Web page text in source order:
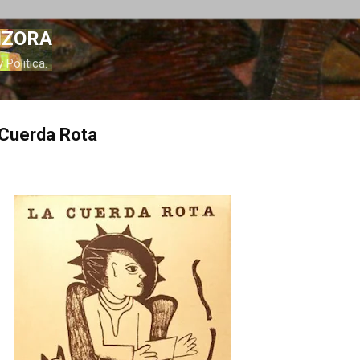
Ir al contenido principal
Politica.
Rota